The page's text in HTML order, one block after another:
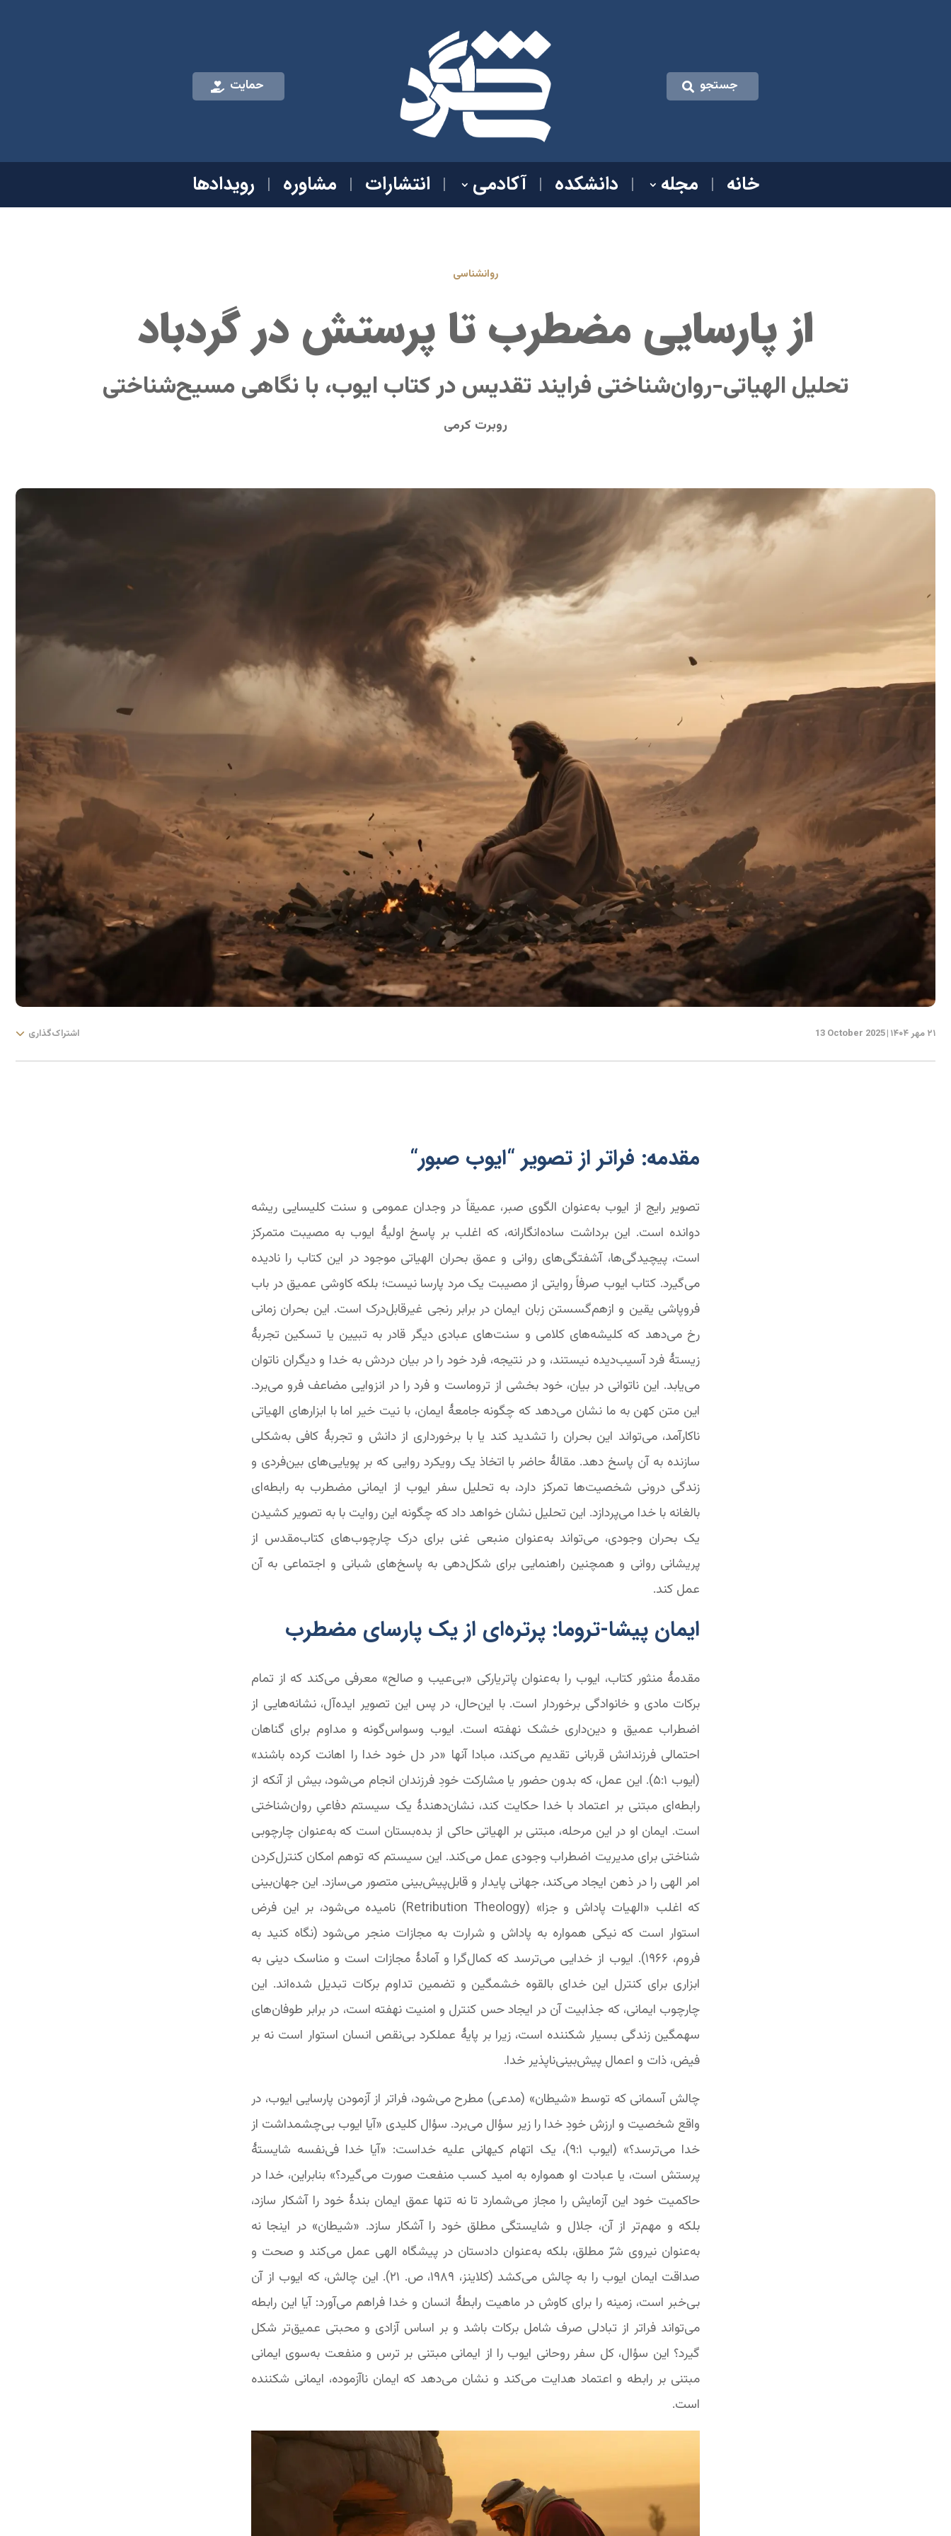
جستجو حمایت
خانه مجله دانشکده آکادمی انتشارات مشاوره رویدادها
روانشناسی
از پارسایی مضطرب تا پرستش در گردباد
تحلیل الهیاتی-روان‌شناختی فرایند تقدیس در کتاب ایوب، با نگاهی مسیح‌شناختی
روبرت کرمی
اشتراک‌گذاری ۲۱ مهر ۱۴۰۴ |
13 October 2025
مقدمه: فراتر از تصویر “ایوب صبور“
تصویر رایج از ایوب به‌عنوان الگوی صبر، عمیقاً در وجدان عمومی و سنت کلیسایی ریشه
دوانده است. این برداشت ساده‌انگارانه، که اغلب بر پاسخ اولیۀ ایوب به مصیبت متمرکز
است، پیچیدگی‌ها، آشفتگی‌های روانی و عمق بحران الهیاتی موجود در این کتاب را نادیده
می‌گیرد. کتاب ایوب صرفاً روایتی از مصیبت یک مرد پارسا نیست؛ بلکه کاوشی عمیق در باب
فروپاشی یقین و ازهم‌گسستن زبان ایمان در برابر رنجی غیرقابل‌درک است. این بحران زمانی
رخ می‌دهد که کلیشه‌های کلامی و سنت‌های عبادی دیگر قادر به تبیین یا تسکین تجربۀ
زیستۀ فرد آسیب‌دیده نیستند، و در نتیجه، فرد خود را در بیان دردش به خدا و دیگران ناتوان
می‌یابد. این ناتوانی در بیان، خود بخشی از تروماست و فرد را در انزوایی مضاعف فرو می‌برد.
این متن کهن به ما نشان می‌دهد که چگونه جامعۀ ایمان، با نیت خیر اما با ابزارهای الهیاتی
ناکارآمد، می‌تواند این بحران را تشدید کند یا با برخورداری از دانش و تجربۀ کافی به‌شکلی
سازنده به آن پاسخ دهد. مقالۀ حاضر با اتخاذ یک رویکرد روایی که بر پویایی‌های بین‌فردی و
زندگی درونی شخصیت‌ها تمرکز دارد، به تحلیل سفر ایوب از ایمانی مضطرب به رابطه‌ای
بالغانه با خدا می‌پردازد. این تحلیل نشان خواهد داد که چگونه این روایت با به تصویر کشیدن
یک بحران وجودی، می‌تواند به‌عنوان منبعی غنی برای درک چارچوب‌های کتاب‌مقدس از
پریشانی روانی و همچنین راهنمایی برای شکل‌دهی به پاسخ‌های شبانی و اجتماعی به آن
عمل کند.
ایمان پیشا-تروما: پرتره‌ای از یک پارسای مضطرب
مقدمۀ منثور کتاب، ایوب را به‌عنوان پاتریارکی «بی‌عیب و صالح» معرفی می‌کند که از تمام
برکات مادی و خانوادگی برخوردار است. با این‌حال، در پس این تصویر ایده‌آل، نشانه‌هایی از
اضطراب عمیق و دین‌داری خشک نهفته است. ایوب وسواس‌گونه و مداوم برای گناهان
احتمالی فرزندانش قربانی تقدیم می‌کند، مبادا آنها «در دل خود خدا را اهانت کرده باشند»
(ایوب ۱:‏۵). این عمل، که بدون حضور یا مشارکت خودِ فرزندان انجام می‌شود، بیش از آنکه از
رابطه‌ای مبتنی بر اعتماد با خدا حکایت کند، نشان‌دهندۀ یک سیستم دفاعیِ روان‌شناختی
است. ایمان او در این مرحله، مبتنی بر الهیاتی حاکی از بده‌بستان است که به‌عنوان چارچوبی
شناختی برای مدیریت اضطراب وجودی عمل می‌کند. این سیستم که توهم امکان کنترل‌کردن
امر الهی را در ذهن ایجاد می‌کند، جهانی پایدار و قابل‌پیش‌بینی متصور می‌سازد. این جهان‌بینی
که اغلب «الهیات پاداش و جزا» (Retribution Theology) نامیده می‌شود، بر این فرض
استوار است که نیکی همواره به پاداش و شرارت به مجازات منجر می‌شود (نگاه کنید به
فروم، ۱۹۶۶). ایوب از خدایی می‌ترسد که کمال‌گرا و آمادۀ مجازات است و مناسک دینی به
ابزاری برای کنترل این خدای بالقوه خشمگین و تضمین تداوم برکات تبدیل شده‌اند. این
چارچوب ایمانی، که جذابیت آن در ایجاد حس کنترل و امنیت نهفته است، در برابر طوفان‌های
سهمگین زندگی بسیار شکننده است، زیرا بر پایۀ عملکرد بی‌نقص انسان استوار است نه بر
فیض، ذات و اعمال پیش‌بینی‌ناپذیر خدا.
چالش آسمانی که توسط «شیطان» (مدعی) مطرح می‌شود، فراتر از آزمودن پارسایی ایوب، در
واقع شخصیت و ارزش خودِ خدا را زیر سؤال می‌برد. سؤال کلیدی «آیا ایوب بی‌چشمداشت از
خدا می‌ترسد؟» (ایوب ۱:‏۹)، یک اتهام کیهانی علیه خداست: «آیا خدا فی‌نفسه شایستۀ
پرستش است، یا عبادت او همواره به امید کسب منفعت صورت می‌گیرد؟» بنابراین، خدا در
حاکمیت خود این آزمایش را مجاز می‌شمارد تا نه تنها عمق ایمان بندۀ خود را آشکار سازد،
بلکه و مهم‌تر از آن، جلال و شایستگی مطلق خود را آشکار سازد. «شیطان» در اینجا نه
به‌عنوان نیروی شرّ مطلق، بلکه به‌عنوان دادستان در پیشگاه الهی عمل می‌کند و صحت و
صداقت ایمان ایوب را به چالش می‌کشد (کلاینز، ۱۹۸۹، ص. ۲۱). این چالش، که ایوب از آن
بی‌خبر است، زمینه را برای کاوش در ماهیت رابطۀ انسان و خدا فراهم می‌آورد: آیا این رابطه
می‌تواند فراتر از تبادلی صرف شامل برکات باشد و بر اساس آزادی و محبتی عمیق‌تر شکل
گیرد؟ این سؤال، کل سفر روحانی ایوب را از ایمانی مبتنی بر ترس و منفعت به‌سوی ایمانی
مبتنی بر رابطه و اعتماد هدایت می‌کند و نشان می‌دهد که ایمان ناآزموده، ایمانی شکننده
است.